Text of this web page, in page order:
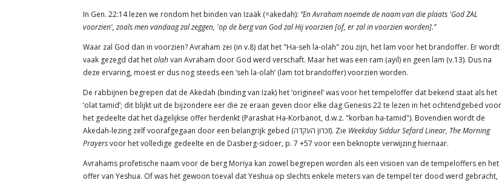
In Gen. 22:14 lezen we rondom het binden van Izaäk (=akedah): ‘’En Avraham noemde de naam van die plaats 'God ZAL
voorzien', zoals men vandaag zal zeggen, 'op de berg van God zal Hij voorzien [of, er zal in voorzien worden].’’
Waar zal God dan in voorzien? Avraham zei (in v.8) dat het "Ha-seh la-olah" zou zijn, het lam voor het brandoffer. Er wordt
vaak gezegd dat hetolahvan Avraham door God werd verschaft. Maar het was een ram (ayil) en geen lam (v.13). Dus na
deze ervaring, moest er dus nog steeds een ‘seh la-olah’ (lam tot brandoffer) voorzien worden.
De rabbijnen begrepen dat de Akedah (binding van Izak) het ‘origineel’ was voor het tempeloffer dat bekend staat als het
‘olat tamid’; dit blijkt uit de bijzondere eer die ze eraan geven door elke dag Genesis 22 te lezen in het ochtendgebed voor
het gedeelte dat het dagelijkse offer herdenkt (Parashat Ha-Korbanot, d.w.z. "korban ha-tamid"). Bovendien wordt de
Akedah-lezing zelf voorafgegaan door een belangrijk gebed (זכרון העקדה). Zie Weekday Siddur Sefard Linear, The Morning
Prayersvoor het volledige gedeelte en de Dasberg-sidoer, p. 7 +57 voor een beknopte verwijzing hiernaar.
Avrahams profetische naam voor de berg Moriya kan zowel begrepen worden als een visioen van de tempeloffers en het
offer van Yeshua. Of was het gewoon toeval dat Yeshua op slechts enkele meters van de tempel ter dood werd gebracht,